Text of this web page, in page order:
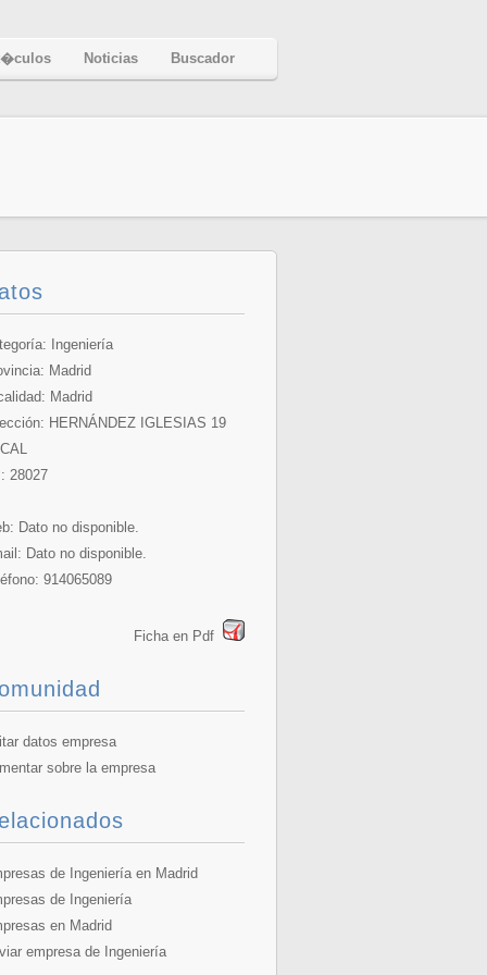
Noticias Buscador
Ingeniería
Madrid
Madrid
HERNÁNDEZ IGLESIAS 19
28027
Dato no disponible.
Dato no disponible.
914065089
Ficha en Pdf
datos empresa
sobre la empresa
de Ingeniería en Madrid
de Ingeniería
en Madrid
empresa de Ingeniería